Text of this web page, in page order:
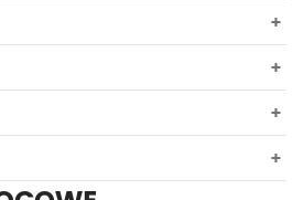
- zabezpieczona na czas dostawy